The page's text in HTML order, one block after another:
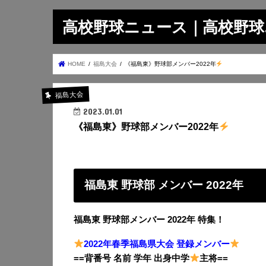
高校野球ニュース｜高校野
HOME 福島大会 《福島東》野球部メンバー2022年
福島大会
2023.01.01
《福島東》野球部メンバー2022年
福島東 野球部 メンバー 2022年
福島東 野球部メンバー 2022年 特集！
2022年春季福島県大会 登録メンバー
==背番号 名前 学年 出身中学
主将==